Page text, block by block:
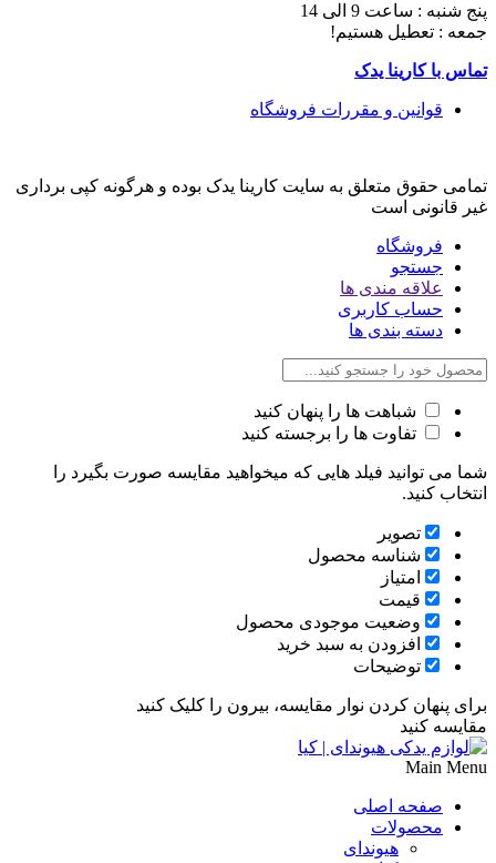
پنج شنبه : ساعت 9 الی 14
جمعه : تعطیل هستیم!
تماس با کارینا یدک
قوانین و مقررات فروشگاه
تمامی حقوق متعلق به سایت کارینا یدک بوده و هرگونه کپی برداری
غیر قانونی است
فروشگاه
جستجو
علاقه مندی ها
حساب کاربری
دسته بندی ها
شباهت ها را پنهان کنید
تفاوت ها را برجسته کنید
شما می توانید فیلد هایی که میخواهید مقایسه صورت بگیرد را
انتخاب کنید.
تصویر
شناسه محصول
امتیاز
قیمت
وضعیت موجودی محصول
افزودن به سبد خرید
توضیحات
برای پنهان کردن نوار مقایسه، بیرون را کلیک کنید
مقایسه کنید
Main Menu
صفحه اصلی
محصولات
هیوندای